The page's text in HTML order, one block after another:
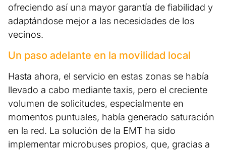
ofreciendo así una mayor garantía de fiabilidad y
adaptándose mejor a las necesidades de los
vecinos.
Un paso adelante en la movilidad local
Hasta ahora, el servicio en estas zonas se había
llevado a cabo mediante taxis, pero el creciente
volumen de solicitudes, especialmente en
momentos puntuales, había generado saturación
en la red. La solución de la EMT ha sido
implementar microbuses propios, que, gracias a